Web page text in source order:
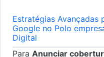
Estratégias Avançadas
Google no Polo
Digital
Para Anunciar